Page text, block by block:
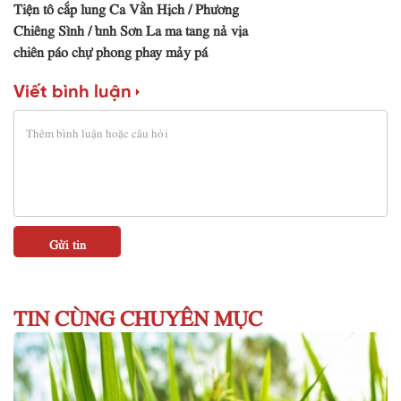
Tiện tô cắp lung Ca Vằn Hịch Phương
Chiêng Sình tỉnh Sơn La ma tang nả vịa
chiên páo chự phong phay mảy pá
Viết bình luận
TIN CÙNG CHUYÊN MỤC